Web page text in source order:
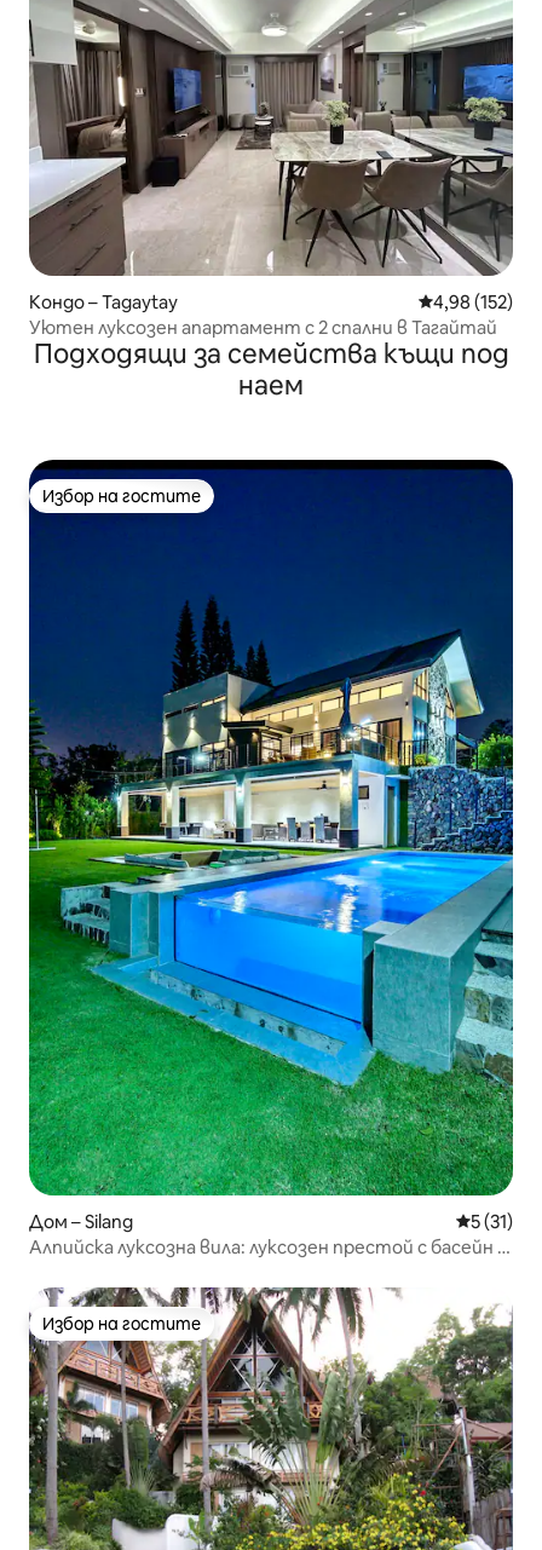
Кондо – Tagaytay Средна
4,98 (152)
Уютен луксозен апартамент с 2 спални в Тагайтай
Подходящи за семейства къщи под
наем
Избор на гостите
Избор на гостите
Дом – Silang Средна
5 (31)
Алпийска луксозна вила: луксозен престой с басейн и
Избор на гостите
Избор на гостите